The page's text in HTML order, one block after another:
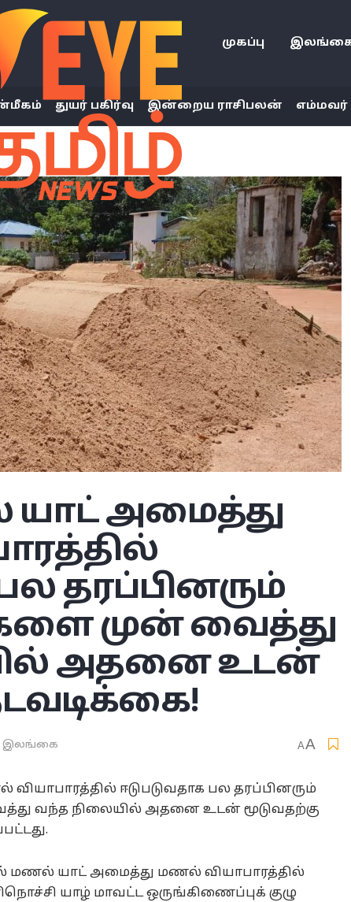
முகப்பு
துயர் பகிர்வு இன்றைய ராசிபலன் எம்மவர்
அமைத்து
தரப்பினரும்
முன் வைத்து
அதனை உடன்
இலங்கை AA
ஈடுபடுவதாக பல தரப்பினரும்
வந்த நிலையில் அதனை உடன் மூடுவதற்கு
மணல் யாட் அமைத்து மணல் வியாபாரத்தில்
யாழ் மாவட்ட ஒருங்கிணைப்புக் குழு